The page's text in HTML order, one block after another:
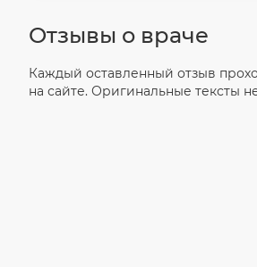
Отзывы о враче
Каждый оставленный отзыв
на сайте. Оригинальные тексты